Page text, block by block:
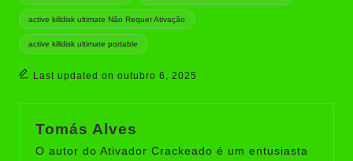
active killdisk ultimate Não Requer Ativação
active killdisk ultimate portable
Last updated on outubro 6, 2025
Tomás Alves
O autor do Ativador Crackeado é um entusiasta